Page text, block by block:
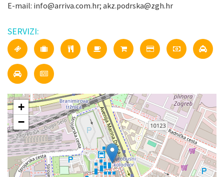
E-mail: info@arriva.com.hr; akz.podrska@zgh.hr
SERVIZI:
+
−